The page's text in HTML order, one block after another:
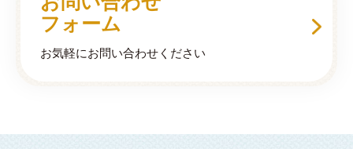
フォーム
お気軽にお問い合わせください